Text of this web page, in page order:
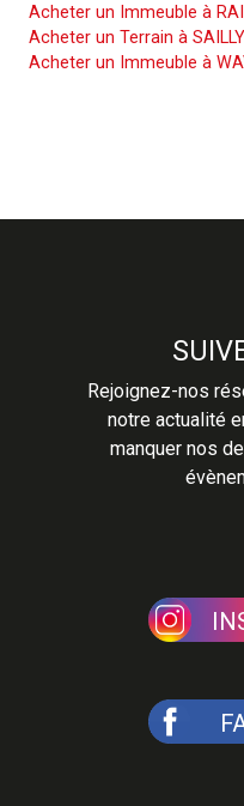
Acheter un Immeuble à
Acheter un Terrain à
Acheter un Immeuble à
Rejoignez-nos
notre actualité
manquer nos